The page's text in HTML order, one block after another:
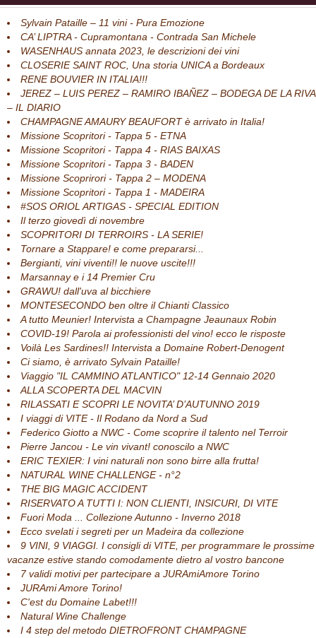
Sylvain Pataille – 11 vini - Pura Emozione
CA’ LIPTRA - Cupramontana - Contrada San Michele
WASENHAUS annata 2023, le descrizioni dei vini
CLOSERIE SAINT ROC, Una storia UNICA a Bordeaux
RENE BOUVIER IN ITALIA!!!
JEREZ – LUIS PEREZ – RAMIRO IBAÑEZ – BODEGA DE LA RIVA
– IL DIARIO
CHAMPAGNE AMAURY BEAUFORT è arrivato in Italia!
Missione Scopritori - Tappa 5 - ETNA
Missione Scopritori - Tappa 4 - RIAS BAIXAS
Missione Scopritori - Tappa 3 - BADEN
Missione Scoprirori - Tappa 2 – MODENA
Missione Scopritori - Tappa 1 - MADEIRA
#SOS ORIOL ARTIGAS - SPECIAL EDITION
Il terzo giovedì di novembre
SCOPRITORI DI TERROIRS - LA SERIE!
Tornare a Stappare! e come prepararsi...
Bergianti, vini viventi!! le nuove uscite!!!
Marsannay e i 14 Premier Cru
GRAWU! dall'uva al bicchiere
MONTESECONDO ben oltre il Chianti Classico
A tutto Meunier! Intervista a Champagne Jeaunaux Robin
COVID-19! Parola ai professionisti del vino! ecco le risposte
Voilà Les Sardines!! Intervista a Domaine Robert-Denogent
Ci siamo, è arrivato Sylvain Pataille!
Viaggio "IL CAMMINO ATLANTICO" 12-14 Gennaio 2020
ALLA SCOPERTA DEL MACVIN
RILASSATI E SCOPRI LE NOVITA’ D’AUTUNNO 2019
I viaggi di VITE - Il Rodano da Nord a Sud
Federico Giotto a NWC - Come scoprire il talento nel Terroir
Pierre Jancou - Le vin vivant! conoscilo a NWC
ERIC TEXIER: I vini naturali non sono birre alla frutta!
NATURAL WINE CHALLENGE - n°2
THE BIG MAGIC ACCIDENT
RISERVATO A TUTTI I: NON CLIENTI, INSICURI, DI VITE
Fuori Moda ... Collezione Autunno - Inverno 2018
Ecco svelati i segreti per un Madeira da collezione
9 VINI, 9 VIAGGI. I consigli di VITE, per programmare le prossime
vacanze estive stando comodamente dietro al vostro bancone
7 validi motivi per partecipare a JURAmiAmore Torino
JURAmi Amore Torino!
C'est du Domaine Labet!!!
Natural Wine Challenge
I 4 step del metodo DIETROFRONT CHAMPAGNE